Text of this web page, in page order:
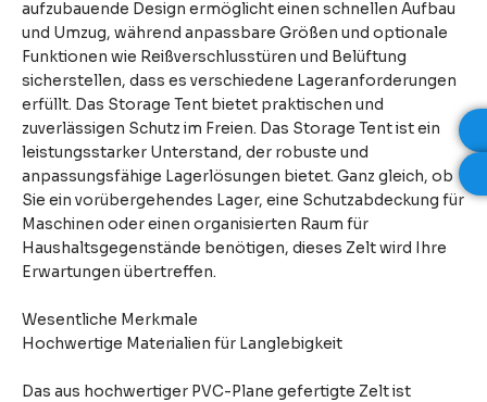
aufzubauende Design ermöglicht einen schnellen Aufbau
und Umzug, während anpassbare Größen und optionale
Funktionen wie Reißverschlusstüren und Belüftung
sicherstellen, dass es verschiedene Lageranforderungen
erfüllt. Das Storage Tent bietet praktischen und
zuverlässigen Schutz im Freien. Das Storage Tent ist ein
leistungsstarker Unterstand, der robuste und
anpassungsfähige Lagerlösungen bietet. Ganz gleich, ob
Sie ein vorübergehendes Lager, eine Schutzabdeckung für
Maschinen oder einen organisierten Raum für
Haushaltsgegenstände benötigen, dieses Zelt wird Ihre
Erwartungen übertreffen.
Wesentliche Merkmale
Hochwertige Materialien für Langlebigkeit
Das aus hochwertiger PVC-Plane gefertigte Zelt ist